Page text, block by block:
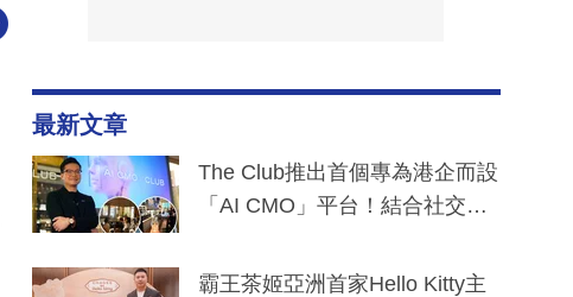
最新文章
The Club推出首個專為港企而設
「AI CMO」平台！結合社交聆
分鐘生成「貼地」宣傳短片
霸王茶姬亞洲首家Hello Kitty主